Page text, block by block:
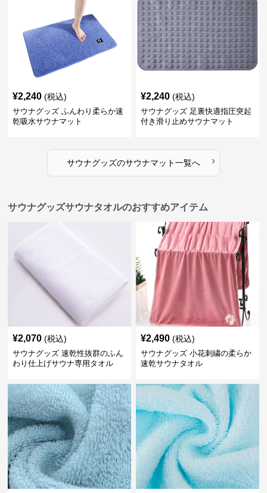
¥2,240 (税込)
サウナグッズ ふんわり柔らか速
乾吸水サウナマット
¥2,240 (税込)
サウナグッズ 足裏快適指圧突起
付き滑り止めサウナマット
サウナグッズのサウナマット一覧へ ›
サウナグッズサウナタオルのおすすめアイテム
¥2,070 (税込)
サウナグッズ 速乾性抜群のふん
わり仕上げサウナ専用タオル
¥2,490 (税込)
サウナグッズ 小花刺繍の柔らか
速乾サウナタオル